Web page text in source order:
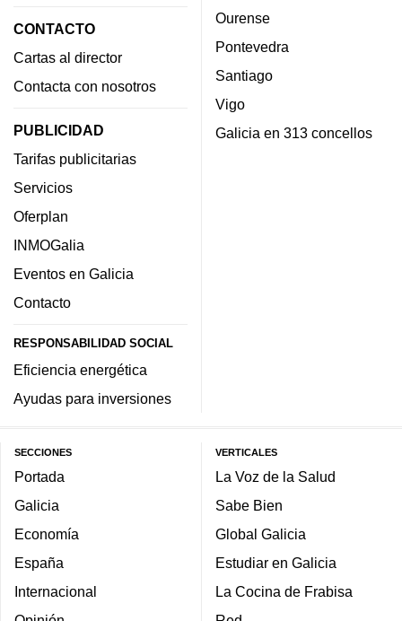
CONTACTO
Cartas al director
Contacta con nosotros
PUBLICIDAD
Tarifas publicitarias
Servicios
Oferplan
INMOGalia
Eventos en Galicia
Contacto
RESPONSABILIDAD SOCIAL
Eficiencia energética
Ayudas para inversiones
Ourense
Pontevedra
Santiago
Vigo
Galicia en 313 concellos
SECCIONES
Portada
Galicia
Economía
España
Internacional
VERTICALES
La Voz de la Salud
Sabe Bien
Global Galicia
Estudiar en Galicia
La Cocina de Frabisa